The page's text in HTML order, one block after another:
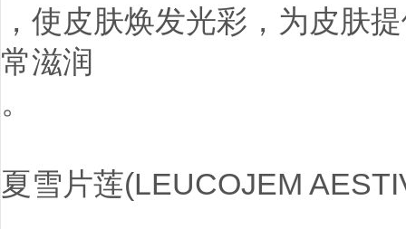
，使皮肤焕发光彩，为皮肤
常滋润
。
夏雪片莲(LEUCOJEM